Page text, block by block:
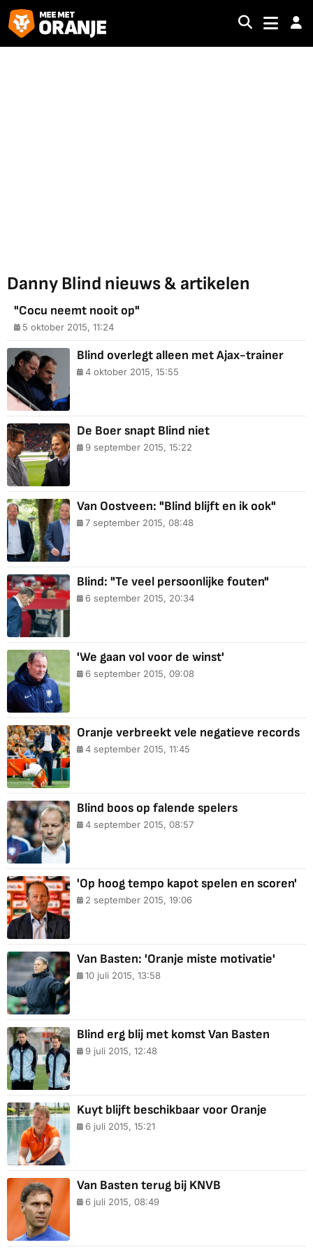
Danny Blind nieuws & artikelen
"Cocu neemt nooit op"
5 oktober 2015, 11:24
Blind overlegt alleen met Ajax-trainer
4 oktober 2015, 15:55
De Boer snapt Blind niet
9 september 2015, 15:22
Van Oostveen: "Blind blijft en ik ook"
7 september 2015, 08:48
Blind: "Te veel persoonlijke fouten"
6 september 2015, 20:34
'We gaan vol voor de winst'
6 september 2015, 09:08
Oranje verbreekt vele negatieve records
4 september 2015, 11:45
Blind boos op falende spelers
4 september 2015, 08:57
'Op hoog tempo kapot spelen en scoren'
2 september 2015, 19:06
Van Basten: 'Oranje miste motivatie'
10 juli 2015, 13:58
Blind erg blij met komst Van Basten
9 juli 2015, 12:48
Kuyt blijft beschikbaar voor Oranje
6 juli 2015, 15:21
Van Basten terug bij KNVB
6 juli 2015, 08:49